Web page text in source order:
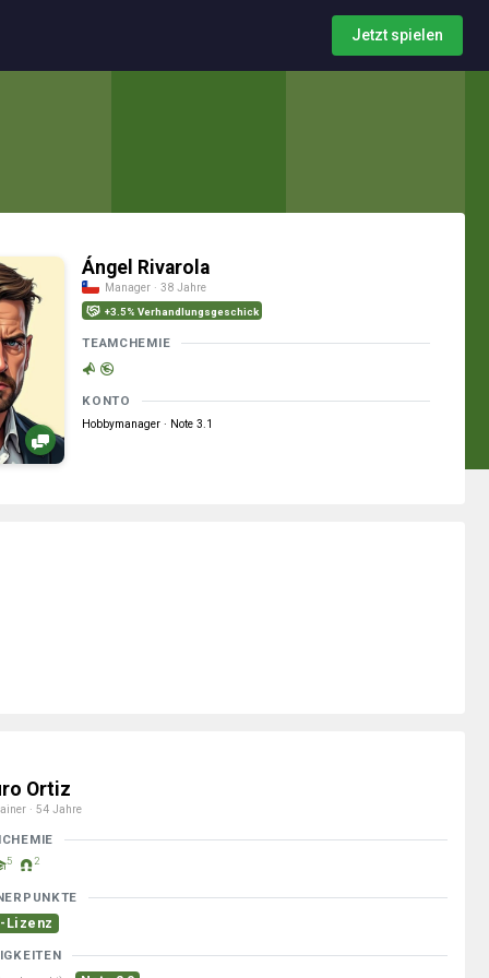
Jetzt spielen
Ángel Rivarola
Manager · 38 Jahre
+3.5% Verhandlungsgeschick
TEAMCHEMIE
KONTO
Hobbymanager · Note 3.1
Ortiz
· 54 Jahre
5 2
Lizenz